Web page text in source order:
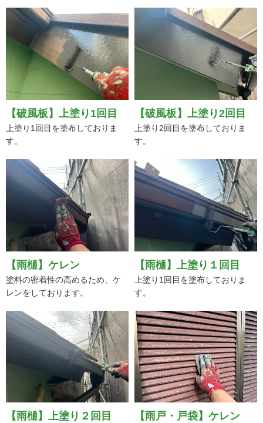
【破風板】上塗り1回目
上塗り1回目を塗布しておりま
す。
【破風板】上塗り2回目
上塗り2回目を塗布しておりま
す。
【雨樋】ケレン
塗料の密着性の高めるため、ケ
レンをしております。
【雨樋】上塗り１回目
上塗り1回目を塗布しておりま
す。
【雨樋】上塗り２回目 【雨戸・戸袋】ケレン